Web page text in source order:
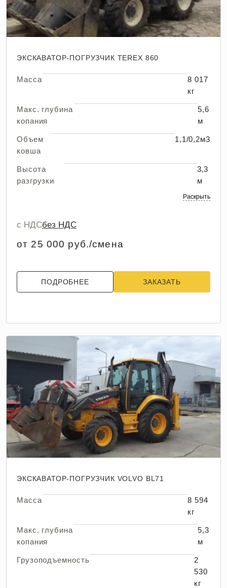
ЭКСКАВАТОР-ПОГРУЗЧИК TEREX 860
Масса
8 017
кг
Макс. глубина
копания
5,6
м
Объем
ковша
1,1/0,2м3
Высота
разгрузки
3,3
м
Раскрыть
с НДСбез НДС
от 25 000 руб./смена
ПОДРОБНЕЕ ЗАКАЗАТЬ
ЭКСКАВАТОР-ПОГРУЗЧИК VOLVO BL71
Масса
8 594
кг
Макс. глубина
копания
5,3
м
Грузоподъемность
2
530
кг